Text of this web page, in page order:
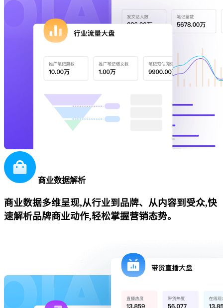
商业数据解析
商业数据多维呈现,从行业到品牌、从内容到受众,快
速解析品牌商业动作,轻松掌握营销态势。